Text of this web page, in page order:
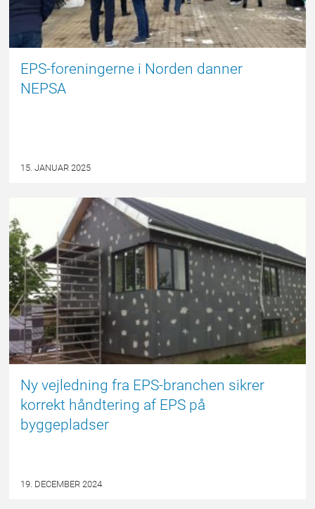
EPS-foreningerne i Norden danner
NEPSA
15. JANUAR 2025
Ny vejledning fra EPS-branchen sikrer
korrekt håndtering af EPS på
byggepladser
19. DECEMBER 2024